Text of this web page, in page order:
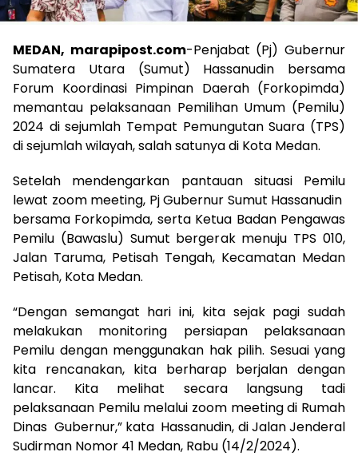
MEDAN, marapipost.com-Penjabat (Pj) Gubernur
Sumatera Utara (Sumut) Hassanudin bersama
Forum Koordinasi Pimpinan Daerah (Forkopimda)
memantau pelaksanaan Pemilihan Umum (Pemilu)
2024 di sejumlah Tempat Pemungutan Suara (TPS)
di sejumlah wilayah, salah satunya di Kota Medan.
Setelah mendengarkan pantauan situasi Pemilu
lewat zoom meeting, Pj Gubernur Sumut Hassanudin
bersama Forkopimda, serta Ketua Badan Pengawas
Pemilu (Bawaslu) Sumut bergerak menuju TPS 010,
Jalan Taruma, Petisah Tengah, Kecamatan Medan
Petisah, Kota Medan.
“Dengan semangat hari ini, kita sejak pagi sudah
melakukan monitoring persiapan pelaksanaan
Pemilu dengan menggunakan hak pilih. Sesuai yang
kita rencanakan, kita berharap berjalan dengan
lancar. Kita melihat secara langsung tadi
pelaksanaan Pemilu melalui zoom meeting di Rumah
Dinas Gubernur,” kata Hassanudin, di Jalan Jenderal
Sudirman Nomor 41 Medan, Rabu (14/2/2024).